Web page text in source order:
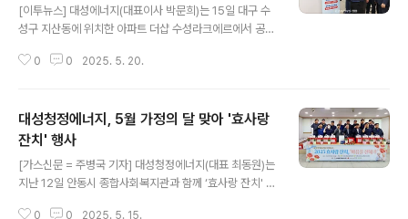
[이투뉴스] 대성에너지(대표이사 박문희)는 15일 대구 수
성구 지산동에 위치한 아파트 더샵 수성라크에르에서 공동
관리 강화 홍보 행사’를 개최했다. 대성에너지는 그동안 공
‘QR코드 자석 스티커’를 배포해 보다 쉽고 빠르게 정보를
제공할 수 있도록 개선했다. 아울러 이를 연말까지 공동주
택 3260개소에 배포하며 안전사고 예방 홍보활동을 강화
할 계획이다. QR코드를 통해 관리사무소와 입주민들은 대
의사항과 사고 예방 요령을 신속하고 편리하게 확인할 수
0 0 2025. 5. 20.
대성청정에너지, 5월 가정의 달 맞아 '효사랑
잔치' 행사
[가스신문 = 주병국 기자] 대성청정에너지(대표 최동원)는
지난 12일 안동시 종합사회복지관과 함께 ‘효사랑 잔치' 행
0 0 2025. 5. 15.